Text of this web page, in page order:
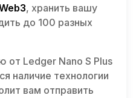
, хранить вашу
до 100 разных
от Ledger Nano S Plus
наличие технологии
вам отправить